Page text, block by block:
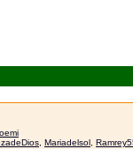
, Mariadelsol ,